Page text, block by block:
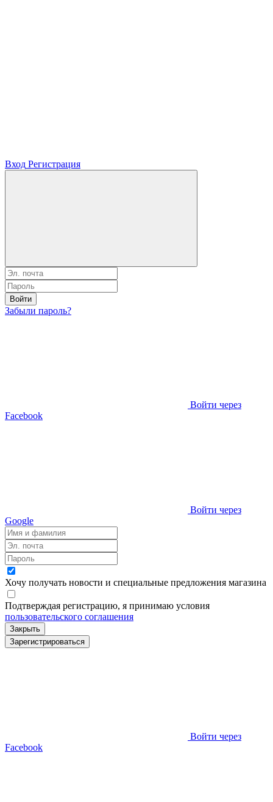
Вход Регистрация
Войти
Забыли пароль?
Войти через
Facebook
Войти через
Google
Хочу получать новости и специальные предложения магазина
Подтверждая регистрацию, я принимаю условия
пользовательского соглашения
Закрыть
Зарегистрироваться
Войти через
Facebook